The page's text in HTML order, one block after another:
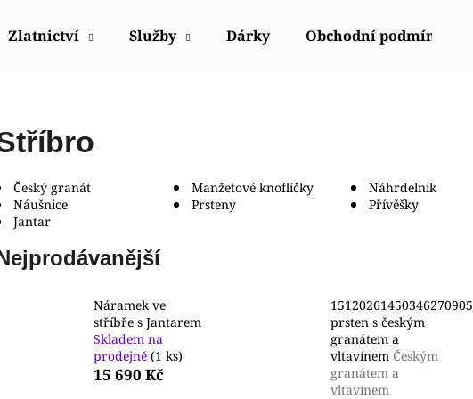
Zlatnictví Služby Dárky Obchodní podmínky
Český granát Manžetové knoflíčky Náhrdelník
Náušnice
Prsteny Přívěšky
Jantar
Náramek ve
stříbře s Jantarem
Skladem na
prodejně (1 ks)
15 690 Kč
15120261450346270905
prsten s českým
granátem a
vltavínem Českým
granátem a
vltavínem
Doporučujeme
POLICE PEWGQ0056801
POLICE PEWJK2003440